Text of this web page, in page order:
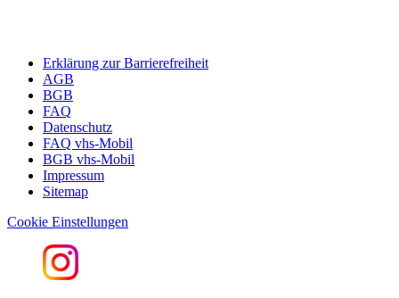
Erklärung zur Barrierefreiheit
AGB
BGB
FAQ
Datenschutz
FAQ vhs-Mobil
BGB vhs-Mobil
Impressum
Sitemap
Cookie Einstellungen